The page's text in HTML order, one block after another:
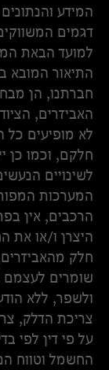
המידע
דגמים
למועד הבאת
התיאור המובא
חברתנו, הן
האביזרים,
לא מופיעים
חלקם, וכמו כן
לשינויים
המערכות
הרכבים, אין
היצרן ו/או את
חלק
שומרים לעצמם
ולשפר, ללא
צריכת הדלק,
על פי דין לפי
החשמל וטווח